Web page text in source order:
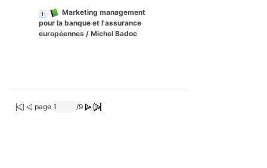
Marketing management
pour la banque et l'assurance
européennes / Michel Badoc
page /9